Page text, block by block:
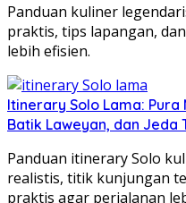
Panduan kuliner
praktis, tips lapangan,
lebih efisien.
Itinerary Solo Lama:
Batik Laweyan, dan Jeda
Panduan itinerary Solo
realistis, titik kunjungan
praktis agar perjalanan